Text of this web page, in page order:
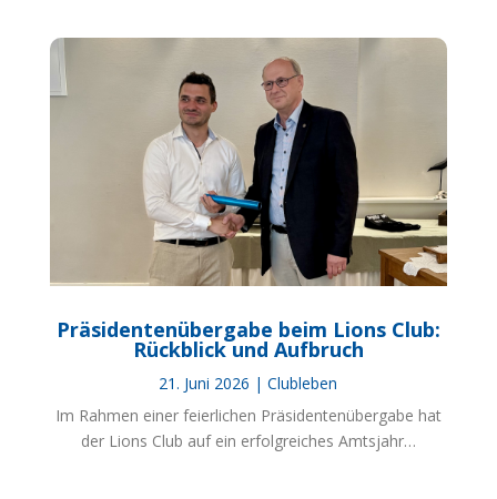
Präsidentenübergabe beim Lions Club:
Rückblick und Aufbruch
21. Juni 2026 |Clubleben
Im Rahmen einer feierlichen Präsidentenübergabe hat
der Lions Club auf ein erfolgreiches Amtsjahr…